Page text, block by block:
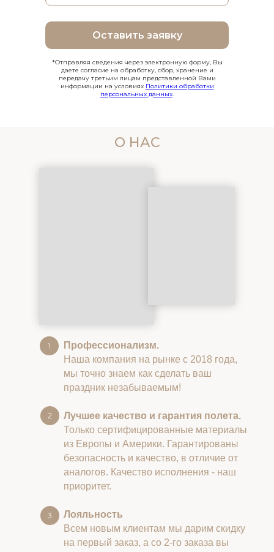
Оставить заявку
*Отправляя сведения через электронную форму, Вы
даете согласие на обработку, сбор, хранение и
передачу третьим лицам представленной Вами
информации на условиях Политики обработки
персональных данных.
О НАС
Профессионализм.
Наша компания на рынке с 2018 года,
мы точно знаем как сделать ваш
праздник незабываемым!
Лучшее качество и гарантия полета.
Только сертифицированные материалы
из Европы и Америки. Гарантированы
безопасность и качество, в отличие от
аналогов. Качество исполнения - наш
приоритет.
Лояльность
Всем новым клиентам мы дарим скидку
на первый заказ, а со 2-го заказа вы